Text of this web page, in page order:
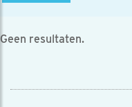
Geen resultaten.